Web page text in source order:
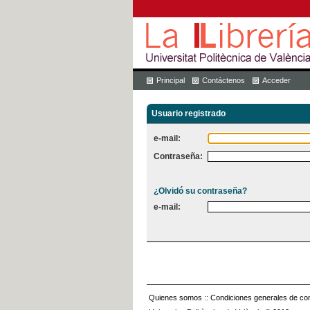
Principal Contáctenos Acceder
Usuario registrado
e-mail:
Contraseña:
¿Olvidó su contraseña?
e-mail:
Quienes somos :: Condiciones generales de